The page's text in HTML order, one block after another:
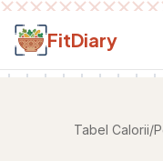
Salt la conținut
FitDiary
Tabel Calorii/